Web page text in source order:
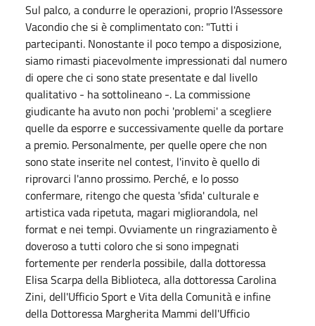
Sul palco, a condurre le operazioni, proprio l'Assessore
Vacondio che si è complimentato con: "Tutti i
partecipanti. Nonostante il poco tempo a disposizione,
siamo rimasti piacevolmente impressionati dal numero
di opere che ci sono state presentate e dal livello
qualitativo - ha sottolineano -. La commissione
giudicante ha avuto non pochi 'problemi' a scegliere
quelle da esporre e successivamente quelle da portare
a premio. Personalmente, per quelle opere che non
sono state inserite nel contest, l'invito è quello di
riprovarci l'anno prossimo. Perché, e lo posso
confermare, ritengo che questa 'sfida' culturale e
artistica vada ripetuta, magari migliorandola, nel
format e nei tempi. Ovviamente un ringraziamento è
doveroso a tutti coloro che si sono impegnati
fortemente per renderla possibile, dalla dottoressa
Elisa Scarpa della Biblioteca, alla dottoressa Carolina
Zini, dell'Ufficio Sport e Vita della Comunità e infine
della Dottoressa Margherita Mammi dell'Ufficio